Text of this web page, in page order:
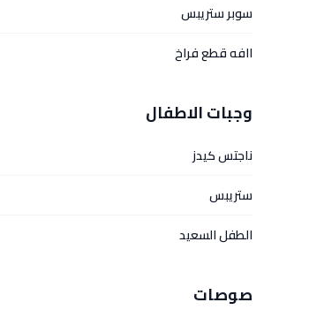
سوبر ستريبس
اافه قطع فراخ
وجبات الاطفال
ناجتس كيدز
ستريبس
الطفل السعيد
صوصات